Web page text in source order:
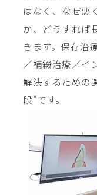
はなく、なぜ悪
か、どうすれば
きます。保存治
／補綴治療／イ
解決するための